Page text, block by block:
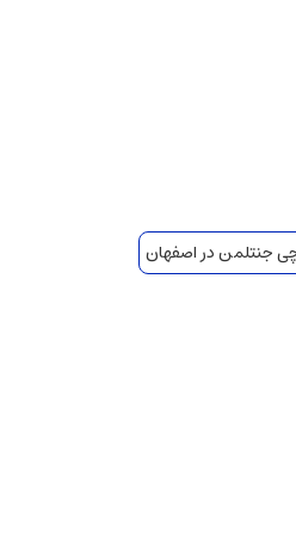
هایی هستند که حس راحتی، گرما،
سدر، عود، سرو
جنتلمن در اصفهان